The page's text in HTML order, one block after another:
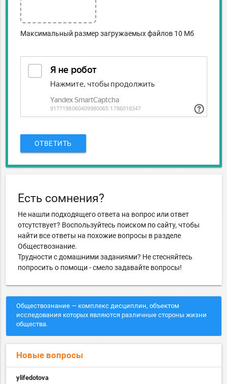
Максимальный размер загружаемых файлов 10 Мб
ОТВЕТИТЬ
Есть сомнения?
Не нашли подходящего ответа на вопрос или ответ
отсутствует? Воспользуйтесь поиском по сайту, чтобы
найти все ответы на похожие вопросы в разделе
Обществознание.
Трудности с домашними заданиями? Не стесняйтесь
попросить о помощи - смело задавайте вопросы!
Обществознание — комплекс дисциплин, объектом
исследования которых являются различные стороны жизни
общества.
Новые вопросы
ylifedotova